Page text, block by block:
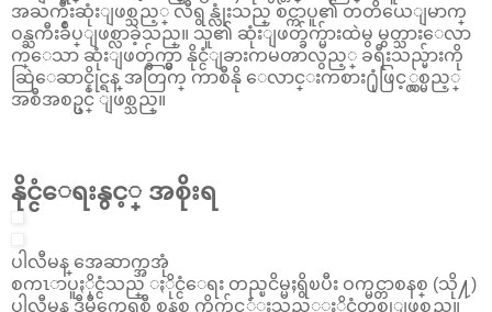
အႀကီးဆုံးျဖစ္သည့္ လီရွန္လုံးသည္ စင္ကာပူ၏ တတိယေျမာက္
ဝန္ႀကီးခ်ဳပ္ျဖစ္လာခဲ့သည္။ သူ၏ ဆုံးျဖတ္ခ်က္မ်ားထဲမွ မွတ္သားေလာ
က္ေသာ ဆုံးျဖတ္ခ်က္မွာ နိုင္ငံျခားကမၻာလွည့္ ခရီးသည္မ်ားကို
ဆြဲေဆာင္နိုင္ရန္ အတြက္ ကာစီနို ေလာင္းကစား႐ုံဖြင့္လွစ္မည့္
အစီအစဥ္ပင္ ျဖစ္သည္။
နိုင္ငံေရးနွင့္ အစိုးရ
ပါလီမန္ အေဆာက္အအုံ
စကၤာပူႏိုင္ငံသည္ ႏိုင္ငံေရး တည္ၿငိမ္မႈရွိၿပီး ဝက္မင္တာစနစ္ (သို႔)
ပါလီမန္ ဒီမိုကေရစီ စနစ္ ကိုက်င့္သံုးသည့္ႏိုင္ငံတစ္ခုျဖစ္သည္။